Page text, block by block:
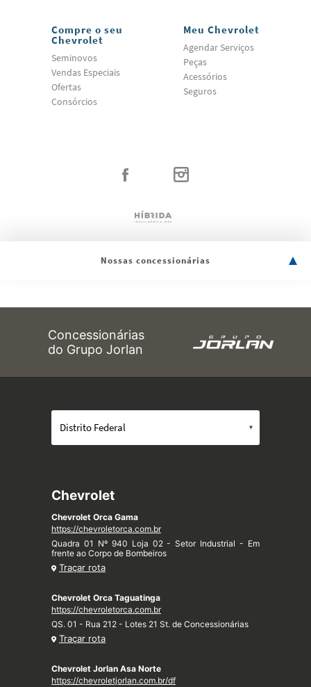
Compre o seu
Chevrolet
Seminovos
Vendas Especiais
Ofertas
Consórcios
Meu Chevrolet
Agendar Serviços
Peças
Acessórios
Seguros
Nossas concessionárias
Concessionárias
do Grupo Jorlan
Chevrolet
Chevrolet Orca Gama
https://chevroletorca.com.br
Quadra 01 Nº 940 Loja 02 - Setor Industrial - Em
frente ao Corpo de Bombeiros
Traçar rota
Chevrolet Orca Taguatinga
https://chevroletorca.com.br
QS. 01 - Rua 212 - Lotes 21 St. de Concessionárias
Traçar rota
Chevrolet Jorlan Asa Norte
https://chevroletjorlan.com.br/df